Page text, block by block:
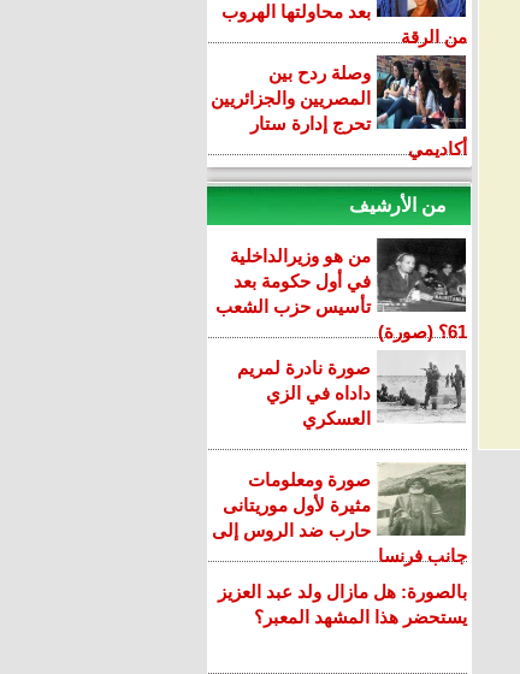
بعد محاولتها الهروب
من الرقة
وصلة ردح بين
المصريين والجزائريين
تحرج إدارة ستار
أكاديمي
من الأرشيف
من هو وزيرالداخلية
في أول حكومة بعد
تأسيس حزب الشعب
61؟ (صورة)
صورة نادرة لمريم
داداه في الزي
العسكري
صورة ومعلومات
مثيرة لأول موريتانى
حارب ضد الروس إلى
جانب فرنسا
بالصورة: هل مازال ولد عبد العزيز
يستحضر هذا المشهد المعبر؟